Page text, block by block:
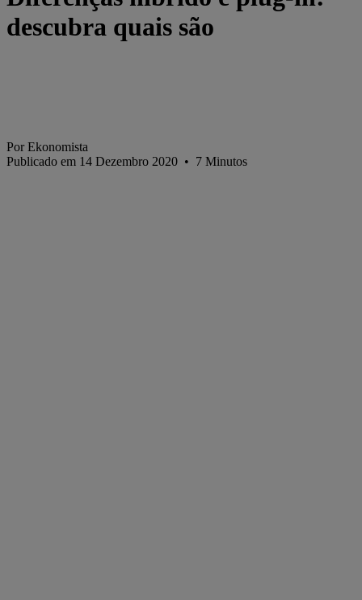
descubra quais são
Por Ekonomista
Publicado em 14 Dezembro 2020 • 7 Minutos